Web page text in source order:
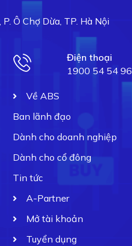
Ô Chợ Dừa, TP. Hà Nội
Điện thoại
1900 54 54 96
Về ABS
Ban lãnh đạo
Dành cho doanh nghiệp
Dành cho cổ đông
Tin tức
A-Partner
Mở tài khoản
Tuyển dụng